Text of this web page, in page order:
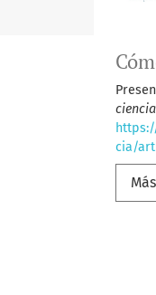
cia/